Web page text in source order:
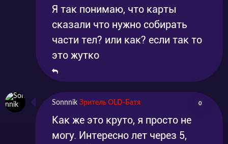
Я так понимаю, что карты
сказали что нужно собирать
части тел? или как? если так то
это жутко
Sonnnik Зритель OLD-Батя 0
Как же это круто, я просто не
могу. Интересно лет через 5,